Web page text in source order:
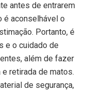
antes de entrarem
é aconselhável o
Portanto, é
e o cuidado de
além de fazer
e retirada de matos.
de segurança,